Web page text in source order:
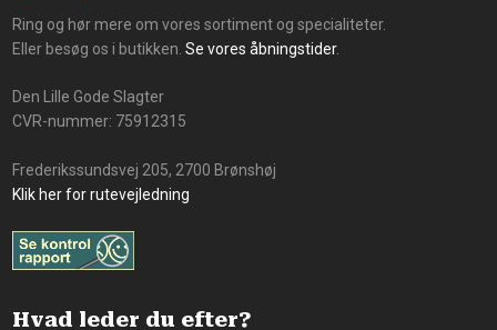
Ring og hør mere om vores sortiment og specialiteter.
Eller besøg os i butikken. Se vores åbningstider.
Den Lille Gode Slagter
CVR-nummer: 75912315
Frederikssundsvej 205, 2700 Brønshøj
Klik her for rutevejledning
Hvad leder du efter?